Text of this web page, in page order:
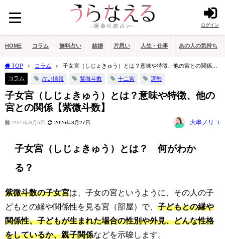
ログイン
HOME コラム 無料占い 結婚 片思い 人生・仕事 あの人の気持ち
TOP コラム
子女宮（しじょきゅう）とは？意味や特徴、他の宮との関係
【紫微斗数】
コラム 占い情報 紫微斗数 十二宮 運勢
子女宮（しじょきゅう）とは？意味や特徴、他の
宮との関係【紫微斗数】
2025年8月6日 2026年3月27日 大串ノリコ
子女宮（しじょきゅう）とは？ 何がわか
る？
紫微斗数の子女宮は、子女の宮というように、その人の子
どもとの縁や関係性を見る宮（部屋）で、 子どもとの縁や
関係性、子どもが生まれた場合の性別や外見、どんな性格
をしているか、親子関係などを示唆します。